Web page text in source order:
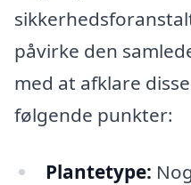
påvirke den
med at afklare
følgende punkter:
Plantetype: